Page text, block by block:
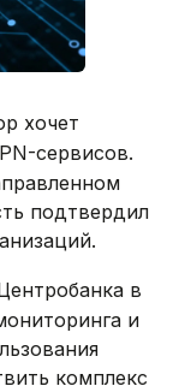
хочет
сервисов.
подтвердил
в
и
комплекс